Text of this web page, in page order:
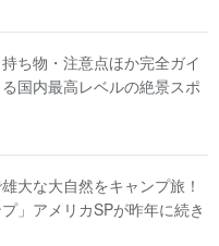
ち物・注意点ほか完全ガイ
国内最高レベルの絶景スポ
大な大自然をキャンプ旅！
」アメリカSPが昨年に続き